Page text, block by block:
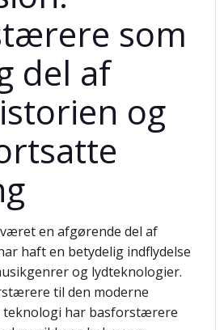
som
del af
og
en afgørende del af
haft en betydelig indflydelse
og lydteknologier.
til den moderne
teknologi har basforstærere